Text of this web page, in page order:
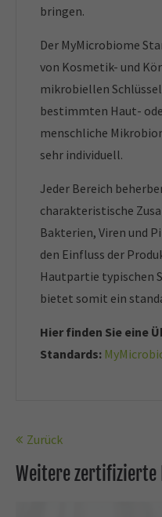
bringen.
Der MyMicrobiome
von Kosmetik- und
mikrobiellen
bestimmten Haut-
menschliche
sehr individuell.
Jeder Bereich
charakteristische
Bakterien, Viren und
den Einfluss der
Hautpartie typischen
bietet somit ein
Hier finden Sie eine
Standards:
Zurück
Weitere zertifizierte